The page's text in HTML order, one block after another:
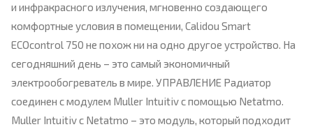
и инфракрасного излучения, мгновенно создающего
комфортные условия в помещении, Calidou Smart
ECOcontrol 750 не похож ни на одно другое устройство. На
сегодняшний день – это самый экономичный
электрообогреватель в мире. УПРАВЛЕНИЕ Радиатор
соединен с модулем Muller Intuitiv с помощью Netatmo.
Muller Intuitiv с Netatmo – это модуль, который подходит